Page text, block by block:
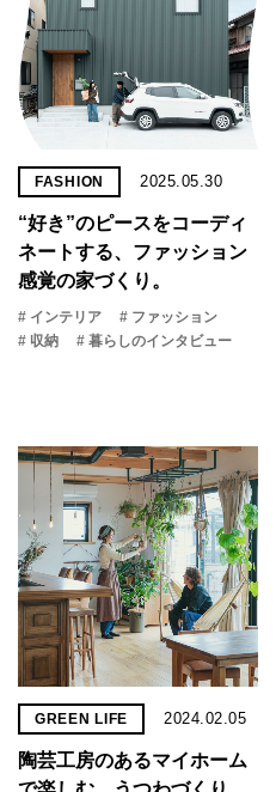
FASHION 2025.05.30
“好き”のピースをコーディ
ネートする、ファッション
感覚の家づくり。
# インテリア
# ファッション
# 収納
# 暮らしのインタビュー
GREEN LIFE 2024.02.05
陶芸工房のあるマイホーム